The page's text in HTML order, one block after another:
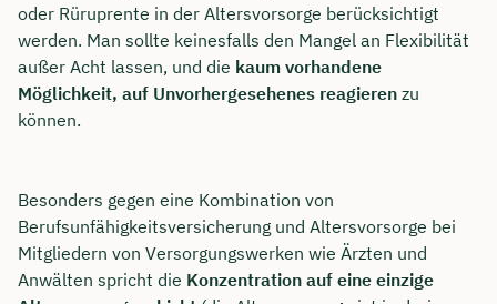
oder Rüruprente in der Altersvorsorge berücksichtigt
werden. Man sollte keinesfalls den Mangel an Flexibilität
außer Acht lassen, und die kaum vorhandene
Möglichkeit, auf Unvorhergesehenes reagieren zu
können.
Besonders gegen eine Kombination von
Berufsunfähigkeitsversicherung und Altersvorsorge bei
Mitgliedern von Versorgungswerken wie Ärzten und
Anwälten spricht die Konzentration auf eine einzige